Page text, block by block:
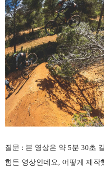
질문 : 본 영상은 약 5분 30초
힘든 영상인데요, 어떻게 제작